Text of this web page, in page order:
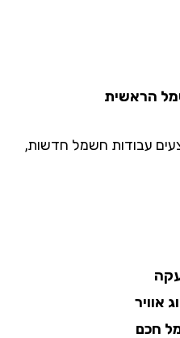
עבודות חשמל חדשות,